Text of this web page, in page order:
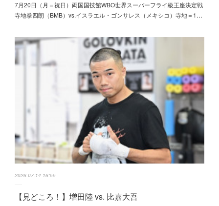
7月20日（月＝祝日）両国国技館WBO世界スーパーフライ級王座決定戦
寺地拳四朗（BMB）vs.イスラエル・ゴンサレス（メキシコ）寺地＝1…
2026.07.14 16:55
【見どころ！】増田陸 vs. 比嘉大吾